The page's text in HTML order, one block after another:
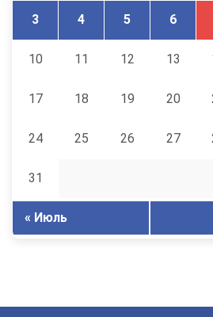
3 4 5 6
10 11 12 13
17 18 19 20
24 25 26 27
31
« Июль